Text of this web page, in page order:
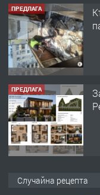
ПРЕДЛАГА
ПРЕДЛАГА
Случайна рецепта